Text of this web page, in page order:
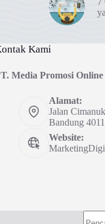
Kami
Media Promosi Online
Alamat:
Jalan
Bandung
Website: